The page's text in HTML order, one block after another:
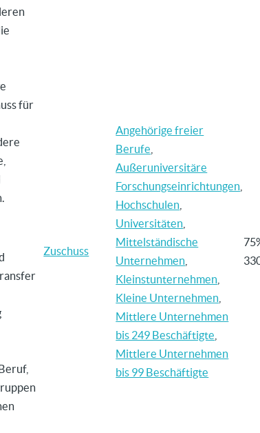
für
Zuschuss
Angehörige freier
Berufe
Außeruniversitäre
Forschungseinrichtungen
Hochschulen
Universitäten
Mittelständische
Unternehmen
Kleinstunternehmen
Kleine Unternehmen
Mittlere Unternehmen
bis 249 Beschäftigte
Mittlere Unternehmen
bis 99 Beschäftigte